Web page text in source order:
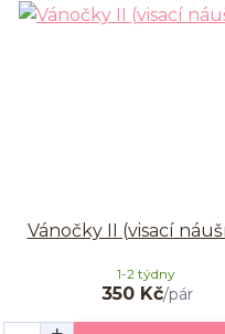
Vánočky II (visací
350 Kč/pár
1-2 týdny